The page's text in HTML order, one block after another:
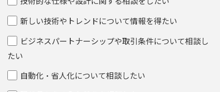
新しい技術やトレンドについて情報を得たい
ビジネスパートナーシップや取引条件について相談し
たい
自動化・省人化について相談したい